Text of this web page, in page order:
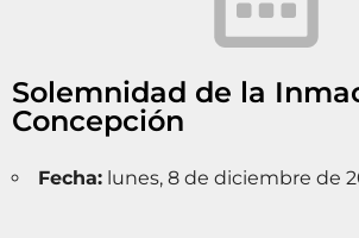
Solemnidad de la
Concepción
Fecha: lunes, 8 de diciembre de